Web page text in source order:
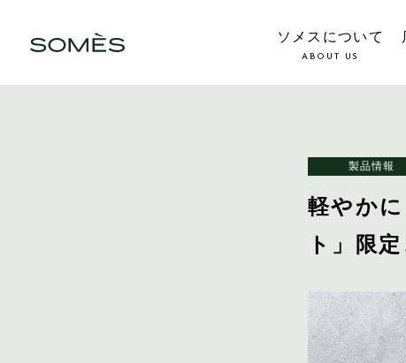
ソメスについて
ABOUT US
製品情報
軽やか
ト」限